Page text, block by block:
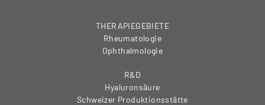
THERAPIEGEBIETE
Rheumatologie
Ophthalmologie
R&D
Hyaluronsäure
Schweizer Produktionsstätte